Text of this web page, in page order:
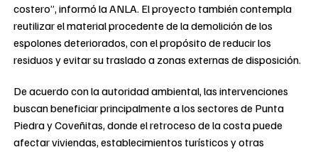
costero”, informó la ANLA. El proyecto también contempla
reutilizar el material procedente de la demolición de los
espolones deteriorados, con el propósito de reducir los
residuos y evitar su traslado a zonas externas de disposición.
De acuerdo con la autoridad ambiental, las intervenciones
buscan beneficiar principalmente a los sectores de Punta
Piedra y Coveñitas, donde el retroceso de la costa puede
afectar viviendas, establecimientos turísticos y otras